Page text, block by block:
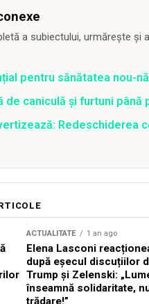
a subiectului, urmărește și
pentru sănătatea nou-
de caniculă și furtuni până
Redeschiderea
ACTUALITATE 1 an ago
Elena Lasconi
după eșecul discuțiilor
Trump și Zelenski:
înseamnă solidaritate,
trădare!”